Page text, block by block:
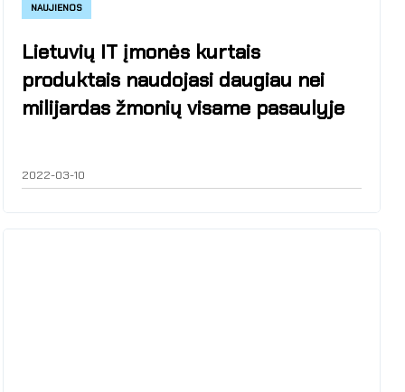
NAUJIENOS
Lietuvių IT įmonės kurtais
produktais naudojasi daugiau nei
milijardas žmonių visame pasaulyje
2022-03-10